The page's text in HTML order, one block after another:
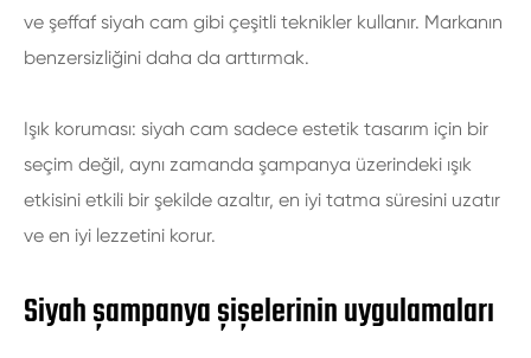
ve şeffaf siyah cam gibi çeşitli teknikler kullanır. Markanın
benzersizliğini daha da arttırmak.
Işık koruması: siyah cam sadece estetik tasarım için bir
seçim değil, aynı zamanda şampanya üzerindeki ışık
etkisini etkili bir şekilde azaltır, en iyi tatma süresini uzatır
ve en iyi lezzetini korur.
Siyah şampanya şişelerinin uygulamaları